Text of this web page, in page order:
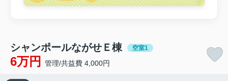
シャンポールながせＥ棟 空室1
6万円 管理/共益費 4,000円